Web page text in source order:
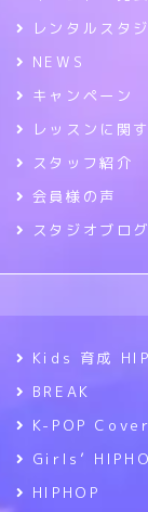
レンタルスタ
NEWS
キャンペーン
レッスンに関
スタッフ紹介
会員様の声
スタジオブログ
Kids 育成
BREAK
K-POP Cover
Girls’
HIPHOP